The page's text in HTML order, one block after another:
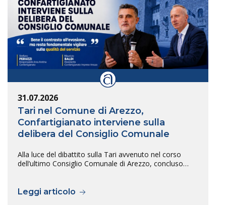
31.07.2026
Tari nel Comune di Arezzo,
Confartigianato interviene sulla
delibera del Consiglio Comunale
Alla luce del dibattito sulla Tari avvenuto nel corso
dell’ultimo Consiglio Comunale di Arezzo, concluso…
Leggi articolo